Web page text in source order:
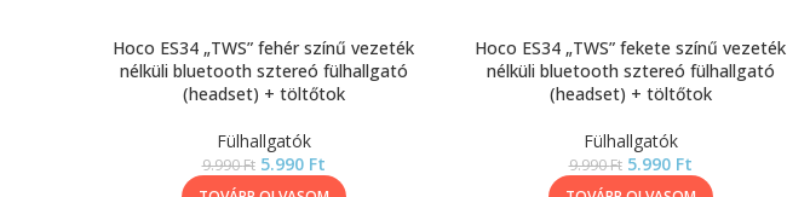
Hoco ES34 „TWS” fehér színű vezeték
nélküli bluetooth sztereó fülhallgató
(headset) + töltőtok
Fülhallgatók
9.990Ft 5.990 Ft
Hoco ES34 „TWS” fekete színű vezeték
nélküli bluetooth sztereó fülhallgató
(headset) + töltőtok
Fülhallgatók
9.990Ft 5.990 Ft